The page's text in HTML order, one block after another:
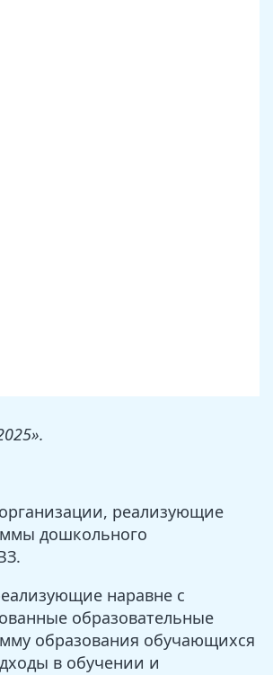
реализующие
дошкольного
наравне с
образовательные
образования обучающихся
в обучении и